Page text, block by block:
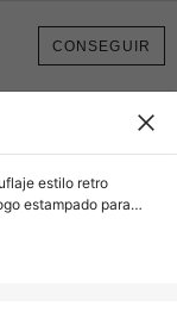
CONSEGUIR
estilo retro
estampado para
corta, camiseta
hombre